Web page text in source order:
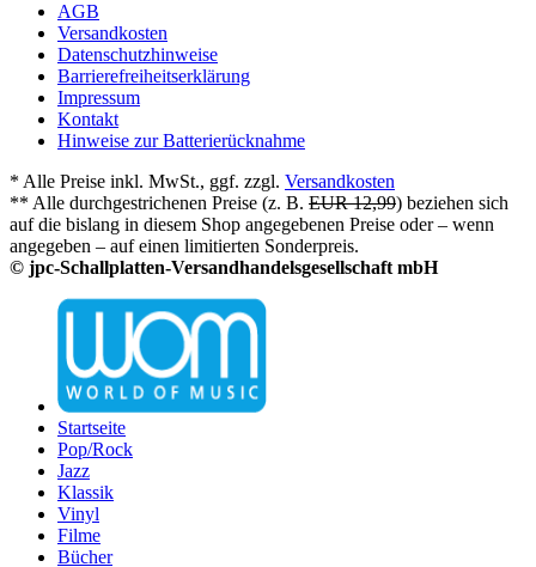
AGB
Versandkosten
Datenschutzhinweise
Barrierefreiheitserklärung
Impressum
Kontakt
Hinweise zur Batterierücknahme
* Alle Preise inkl. MwSt., ggf. zzgl. Versandkosten
** Alle durchgestrichenen Preise (z. B. EUR 12,99) beziehen sich
auf die bislang in diesem Shop angegebenen Preise oder – wenn
angegeben – auf einen limitierten Sonderpreis.
© jpc-Schallplatten-Versandhandelsgesellschaft mbH
Startseite
Pop/Rock
Jazz
Klassik
Vinyl
Filme
Bücher